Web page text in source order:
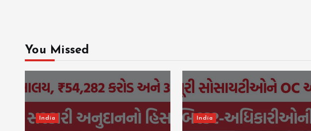
You Missed
India India